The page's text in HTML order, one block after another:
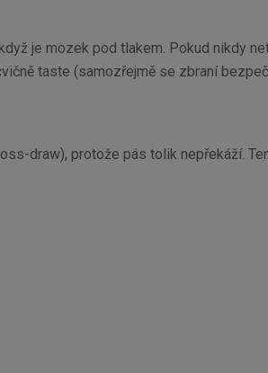
je mozek pod tlakem. Pokud nikdy
taste (samozřejmě se zbraní
draw), protože pás tolik nepřekáží.